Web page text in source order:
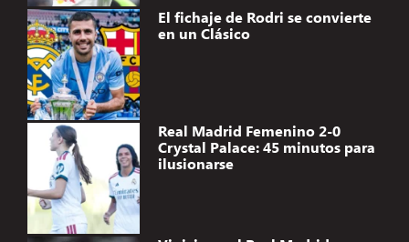
El fichaje de Rodri se convierte
en un Clásico
Real Madrid Femenino 2-0
Crystal Palace: 45 minutos para
ilusionarse